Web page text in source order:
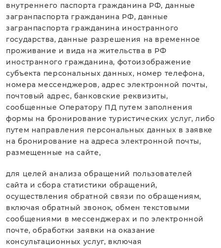
внутреннего паспорта гражданина РФ, данные
загранпаспорта гражданина РФ, данные
загранпаспорта гражданина иностранного
государства, данные разрешения на временное
проживание и вида на жительства в РФ
иностранного гражданина, фотоизображение
субъекта персональных данных, номер телефона,
номера мессенджеров, адрес электронной почты,
почтовый адрес, банковские реквизиты,
сообщенные Оператору ПД путем заполнения
формы на бронирование туристических услуг, либо
путем направления персональных данных в заявке
на бронирование на адреса электронной почты,
размещенные на сайте,
для целей анализа обращений пользователей
сайта и сбора статистики обращений,
осуществления обратной связи по обращениям,
включая обратный звонок, обмен текстовыми
сообщениями в мессенджерах и по электронной
почте, обработки заявки на оказание
консультационных услуг, включая